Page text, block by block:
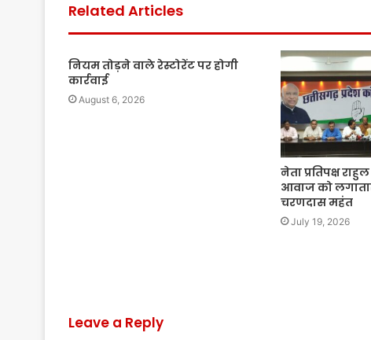
Related Articles
नियम तोड़ने वाले रेस्टोरेंट पर होगी
कार्रवाई
August 6, 2026
नेता प्रतिपक्ष
आवाज को
चरणदास महंत
July 19, 2026
Leave a Reply